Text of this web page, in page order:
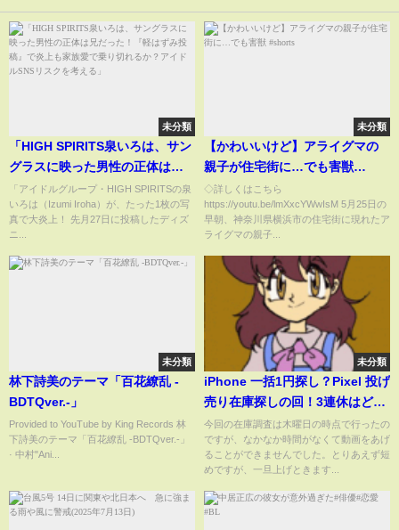
未分類
「HIGH SPIRITS泉いろは、サン
グラスに映った男性の正体は兄
だった！『軽はずみ投稿』で炎
上も家族愛で乗り切れるか？ア
イドルSNSリスクを考える」
「アイドルグループ・HIGH SPIRITSの泉
いろは（Izumi Iroha）が、たった1枚の写
真で大炎上！ 先月27日に投稿したディズ
ニ...
未分類
【かわいいけど】アライグマの
親子が住宅街に…でも害獣
#shorts
◇詳しくはこちら
https://youtu.be/lmXxcYWwIsM 5月25日の
早朝、神奈川県横浜市の住宅街に現れたア
ライグマの親子...
未分類
林下詩美のテーマ「百花繚乱 -
BDTQver.-」
Provided to YouTube by King Records 林
下詩美のテーマ「百花繚乱 -BDTQver.-」
· 中村"Ani...
未分類
iPhone 一括1円探し？Pixel 投げ
売り在庫探しの回！3連休はどう
なる？？（わんこ大盛り）
今回の在庫調査は木曜日の時点で行ったの
ですが、なかなか時間がなくて動画をあげ
ることができませんでした。とりあえず短
めですが、一旦上げときます...